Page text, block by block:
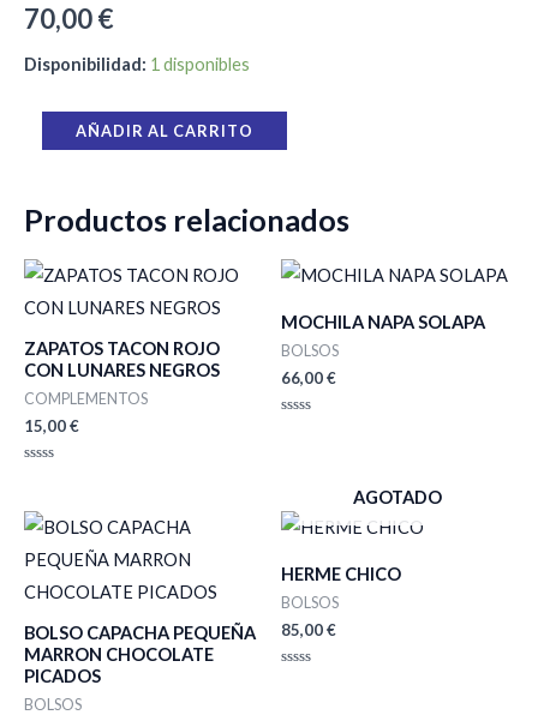
70,00€
Disponibilidad: 1 disponibles
AÑADIR AL CARRITO
Productos relacionados
ZAPATOS TACON ROJO
CON LUNARES NEGROS
COMPLEMENTOS
15,00€
de
5
MOCHILA NAPA SOLAPA
BOLSOS
66,00€
BOLSO CAPACHA PEQUEÑA
MARRON CHOCOLATE
PICADOS
BOLSOS
AGOTADO
HERME CHICO
BOLSOS
85,00€